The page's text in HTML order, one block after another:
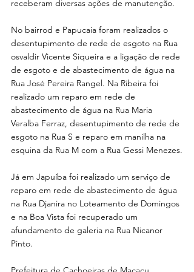
receberam diversas ações de manutenção.
No bairrod e Papucaia foram realizados o
desentupimento de rede de esgoto na Rua
osvaldir Vicente Siqueira e a ligação de rede
de esgoto e de abastecimento de água na
Rua José Pereira Rangel. Na Ribeira foi
realizado um reparo em rede de
abastecimento de água na Rua Maria
Veralba Ferraz, desentupimento de rede de
esgoto na Rua S e reparo em manilha na
esquina da Rua M com a Rua Gessi Menezes.
Já em Japuíba foi realizado um serviço de
reparo em rede de abastecimento de água
na Rua Djanira no Loteamento de Domingos
e na Boa Vista foi recuperado um
afundamento de galeria na Rua Nicanor
Pinto.